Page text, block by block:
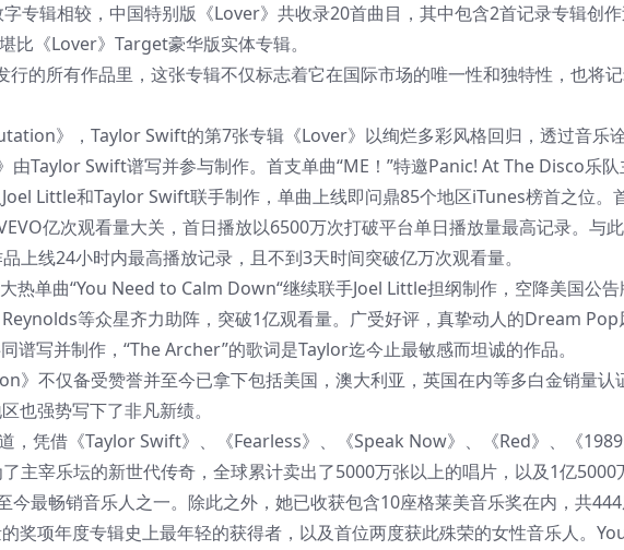
专辑相较，中国特别版《Lover》共收录20首曲目，其中包含2首记录专辑创
比《Lover》Target豪华版实体专辑。
的所有作品里，这张专辑不仅标志着它在国际市场的唯一性和独特性，也将
》，Taylor Swift的第7张专辑《Lover》以绚烂多彩风格回归，透过音乐诠
由Taylor Swift谱写并参与制作。首支单曲“ME！”特邀Panic! At The Disco乐
Little和Taylor Swift联手制作，单曲上线即问鼎85个地区iTunes榜首之位。
亿次观看量大关，首日播放以6500万次打破平台单日播放量最高记录。与
上线24小时内最高播放记录，且不到3天时间突破亿万次观看量。
热单曲“You Need to Calm Down“继续联手Joel Little担纲制作，空降美国公
等众星齐力助阵，突破1亿观看量。广受好评，真挚动人的Dream Pop
谱写并制作，“The Archer”的歌词是Taylor迄今止最敏感而坦诚的作品。
》不仅备受赞誉并至今已拿下包括美国，澳大利亚，英国在内等多白金销量认
也强势写下了非凡新绩。
，凭借《Taylor Swift》、《Fearless》、《Speak Now》、《Red》、《1989
主宰乐坛的新世代传奇，全球累计卖出了5000万张以上的唱片，以及1亿5000
今最畅销音乐人之一。除此之外，她已收获包含10座格莱美音乐奖在内，共
奖项年度专辑史上最年轻的获得者，以及首位两度获此殊荣的女性音乐人。